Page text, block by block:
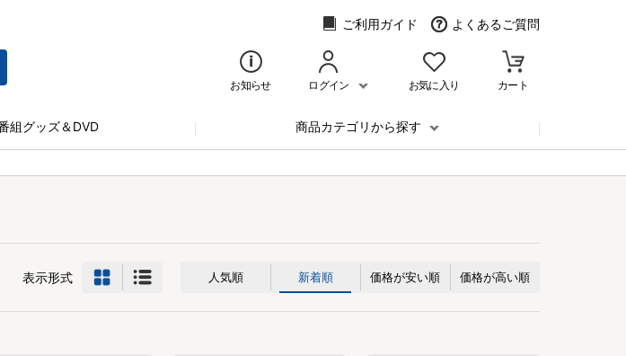
ご利用ガイド よくあるご質問
お知らせ ログイン お気に入り カート
組グッズ＆DVD 商品カテゴリから探す
表示形式 人気順 新着順 価格が安い順 価格が高い順